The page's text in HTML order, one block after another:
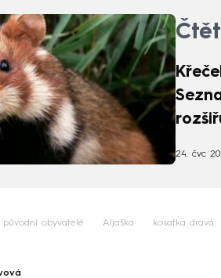
24. čvc
původní obyvatelé Aljaška kosatka dravá